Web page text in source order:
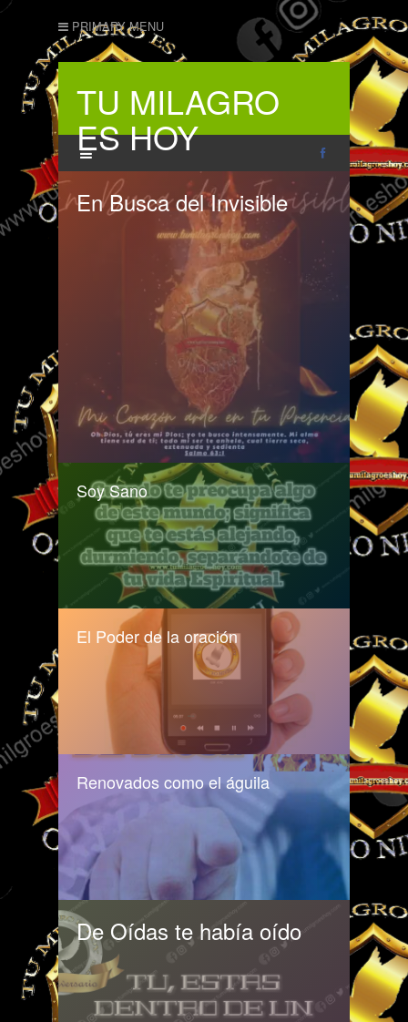
PRIMARY MENU
TU MILAGRO
ES HOY
En Busca del Invisible
Soy Sano
El Poder de la oración
Renovados como el águila
De Oídas te había oído